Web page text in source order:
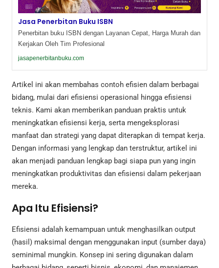
Jasa Penerbitan Buku ISBN
Penerbitan buku ISBN dengan Layanan Cepat, Harga Murah dan
Kerjakan Oleh Tim Profesional
jasapenerbitanbuku.com
Artikel ini akan membahas contoh efisien dalam berbagai
bidang, mulai dari efisiensi operasional hingga efisiensi
teknis. Kami akan memberikan panduan praktis untuk
meningkatkan efisiensi kerja, serta mengeksplorasi
manfaat dan strategi yang dapat diterapkan di tempat kerja.
Dengan informasi yang lengkap dan terstruktur, artikel ini
akan menjadi panduan lengkap bagi siapa pun yang ingin
meningkatkan produktivitas dan efisiensi dalam pekerjaan
mereka.
Apa Itu Efisiensi?
Efisiensi adalah kemampuan untuk menghasilkan output
(hasil) maksimal dengan menggunakan input (sumber daya)
seminimal mungkin. Konsep ini sering digunakan dalam